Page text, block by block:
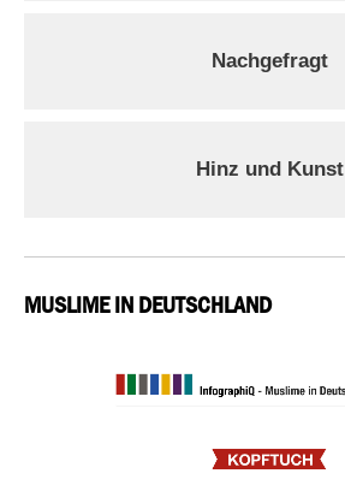
Nachgefragt
Hinz und Kunst
MUSLIME IN DEUTSCHLAND